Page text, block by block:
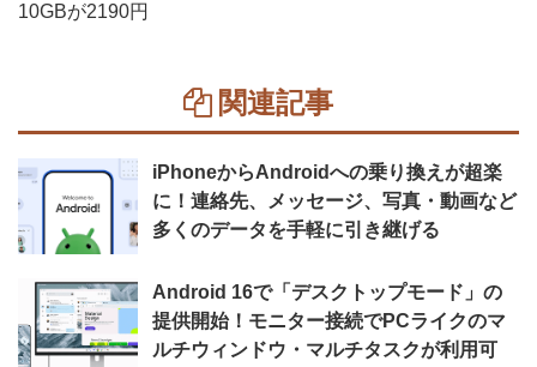
10GBが2190円
関連記事
iPhoneからAndroidへの乗り換えが超楽
に！連絡先、メッセージ、写真・動画など
多くのデータを手軽に引き継げる
Android 16で「デスクトップモード」の
提供開始！モニター接続でPCライクのマ
ルチウィンドウ・マルチタスクが利用可